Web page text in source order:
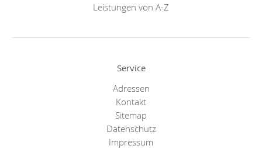
Leistungen von A-Z
Service
Adressen
Kontakt
Sitemap
Datenschutz
Impressum